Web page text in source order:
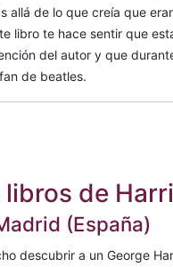
allá de lo que creía que
libro te hace sentir que
del autor y que
de beatles.
libros de
(España)
descubrir a un George